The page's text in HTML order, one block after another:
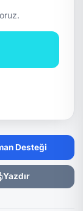
Desteği
Yazdır